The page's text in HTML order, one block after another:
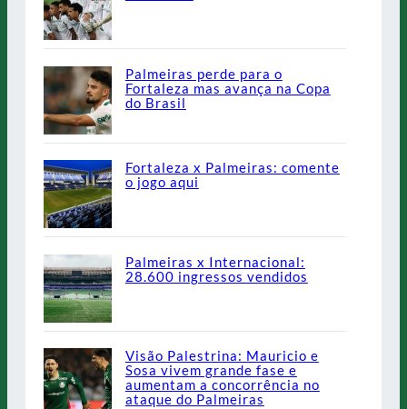
Palmeiras perde para o
Fortaleza mas avança na Copa
do Brasil
Fortaleza x Palmeiras: comente
o jogo aqui
Palmeiras x Internacional:
28.600 ingressos vendidos
Visão Palestrina: Mauricio e
Sosa vivem grande fase e
aumentam a concorrência no
ataque do Palmeiras